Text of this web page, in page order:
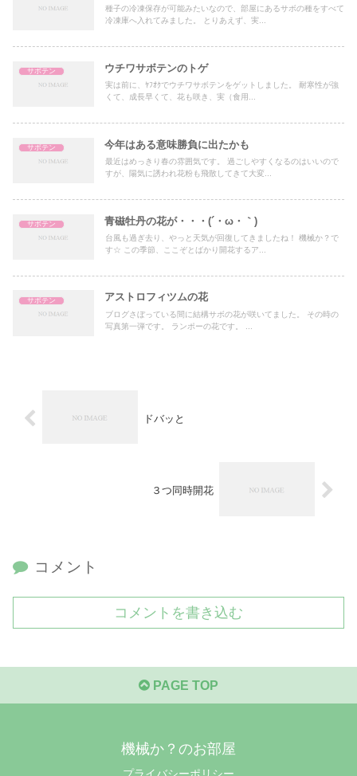
種子の冷凍保存が可能みたいなので、部屋にあるサボの種をすべて
冷凍庫へ入れてみました。 とりあえず、実...
サボテン ウチワサボテンのトゲ
実は前に、ﾔﾌｵｸでウチワサボテンをゲットしました。 耐寒性が強
くて、成長早くて、花も咲き、実（食用...
サボテン 今年はある意味勝負に出たかも
最近はめっきり春の雰囲気です。 過ごしやすくなるのはいいので
すが、陽気に誘われ花粉も飛散してきて大変...
サボテン 青磁牡丹の花が・・・(´・ω・｀)
台風も過ぎ去り、やっと天気が回復してきましたね！ 機械か？で
す☆ この季節、ここぞとばかり開花するア...
サボテン アストロフィツムの花
ブログさぼっている間に結構サボの花が咲いてました。 その時の
写真第一弾です。 ランポーの花です。 ...
ドバッと
３つ同時開花
コメント
コメントを書き込む
PAGE TOP
機械か？のお部屋